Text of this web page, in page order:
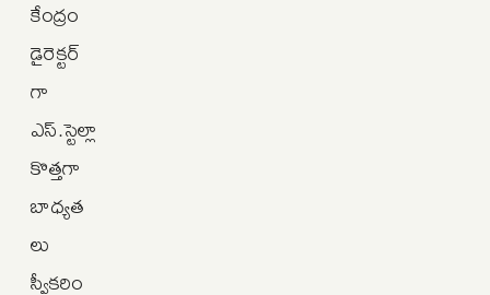
కేంద్రం
డైరెక్టర్‌
గా
ఎస్‌.స్టెల్లా
కొత్తగా
బాధ్యత
లు
స్వీకరిం